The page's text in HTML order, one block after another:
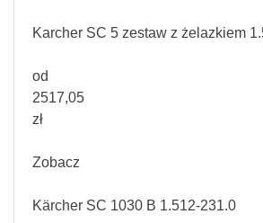
Karcher SC 5 zestaw z żelazkiem
od
2517,05
zł
Zobacz
Kärcher SC 1030 B 1.512-231.0